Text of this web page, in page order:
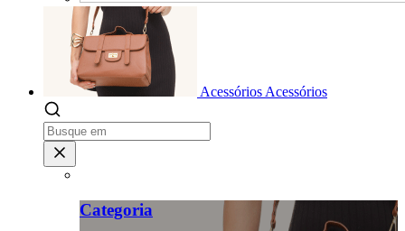
Acessórios Acessórios
Categoria